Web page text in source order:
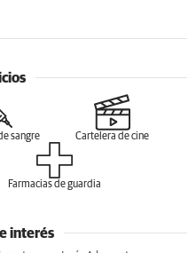
sangre Cartelera de cine
Farmacias de guardia
interés